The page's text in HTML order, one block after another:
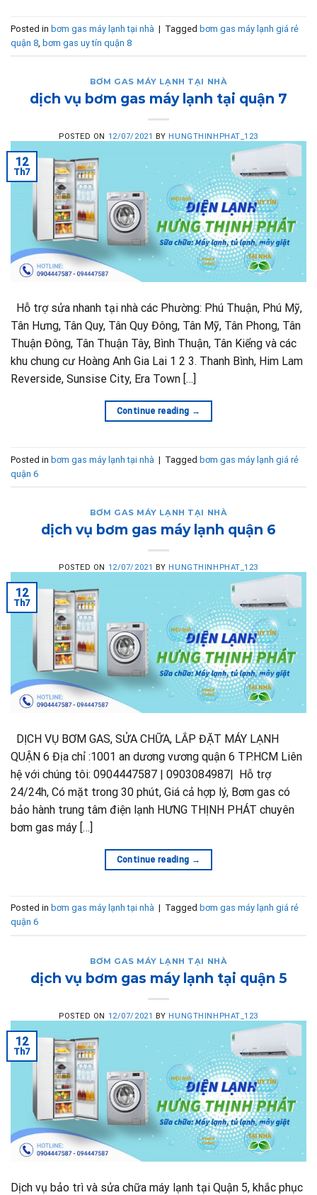
Posted in bơm gas máy lạnh tại nhà | Tagged bơm gas máy lạnh giá rẻ
quận 8 bơm gas uy tín quận 8
BƠM GAS MÁY LẠNH TẠI NHÀ
dịch vụ bơm gas máy lạnh tại quận 7
POSTED ON 12/07/2021 BY HUNGTHINHPHAT_123
12
Th7
Hỗ trợ sửa nhanh tại nhà các Phường: Phú Thuận, Phú Mỹ,
Tân Hưng, Tân Quy, Tân Quy Đông, Tân Mỹ, Tân Phong, Tân
Thuận Đông, Tân Thuận Tây, Bình Thuận, Tân Kiểng và các
khu chung cư Hoàng Anh Gia Lai 1 2 3. Thanh Bình, Him Lam
Reverside, Sunsise City, Era Town […]
Continue reading →
Posted in bơm gas máy lạnh tại nhà | Tagged bơm gas máy lạnh giá rẻ
quận 6
BƠM GAS MÁY LẠNH TẠI NHÀ
dịch vụ bơm gas máy lạnh quận 6
POSTED ON 12/07/2021 BY HUNGTHINHPHAT_123
12
Th7
DỊCH VỤ BƠM GAS, SỬA CHỮA, LẮP ĐẶT MÁY LẠNH
QUẬN 6 Địa chỉ :1001 an dương vương quận 6 TP.HCM Liên
hệ với chúng tôi: 0904447587 | 0903084987| Hỗ trợ
24/24h, Có mặt trong 30 phút, Giá cả hợp lý, Bơm gas có
bảo hành trung tâm điện lạnh HƯNG THỊNH PHÁT chuyên
bơm gas máy […]
Continue reading →
Posted in bơm gas máy lạnh tại nhà | Tagged bơm gas máy lạnh giá rẻ
quận 6
BƠM GAS MÁY LẠNH TẠI NHÀ
dịch vụ bơm gas máy lạnh tại quận 5
POSTED ON 12/07/2021 BY HUNGTHINHPHAT_123
12
Th7
Dịch vụ bảo trì và sửa chữa máy lạnh tại Quận 5, khắc phục